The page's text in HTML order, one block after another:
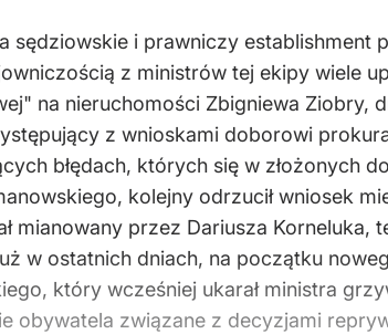
sędziowskie i prawniczy establishment
z ministrów tej ekipy wiele
na nieruchomości Zbigniewa Ziobry,
z wnioskami doborowi
błędach, których się w złożonych
kolejny odrzucił wniosek
mianowany przez Dariusza Korneluka,
w ostatnich dniach, na początku
który wcześniej ukarał ministra
obywatela związane z decyzjami